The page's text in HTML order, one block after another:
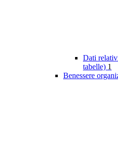
Dati
tabelle) 1
Benessere